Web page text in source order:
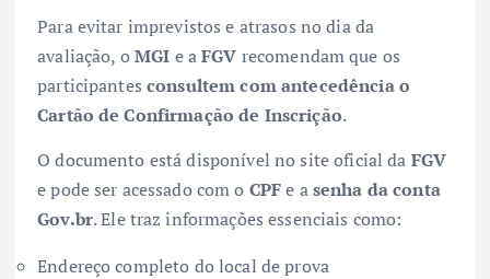
Para evitar imprevistos e atrasos no dia da
avaliação, oMGI e aFGV recomendam que os
participantesconsultem com antecedência o
Cartão de Confirmação de Inscrição.
O documento está disponível no site oficial da FGV
e pode ser acessado com o CPFe asenha da conta
Gov.br. Ele traz informações essenciais como:
Endereço completo do local de prova